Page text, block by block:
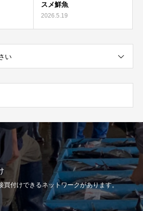
スメ鮮魚
2026.5.19
い
買付けできるネットワークがあります。